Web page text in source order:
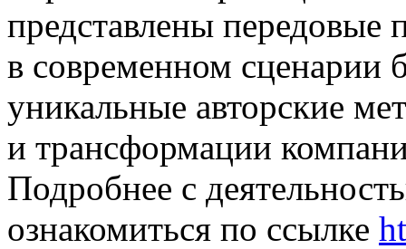
представлены передовые
в современном сценарии
уникальные авторские
и трансформации
Подробнее с
ознакомиться по ссылке